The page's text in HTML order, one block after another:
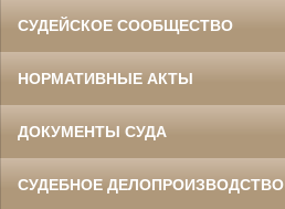
СУДЕЙСКОЕ СООБЩЕСТВО
НОРМАТИВНЫЕ АКТЫ
ДОКУМЕНТЫ СУДА
СУДЕБНОЕ ДЕЛОПРОИЗВОДСТВО